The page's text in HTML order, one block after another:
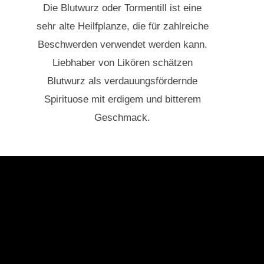
Die Blutwurz oder Tormentill ist eine
sehr alte Heilfplanze, die für zahlreiche
Beschwerden verwendet werden kann.
Liebhaber von Likören schätzen
Blutwurz als verdauungsfördernde
Spirituose mit erdigem und bitterem
Geschmack.